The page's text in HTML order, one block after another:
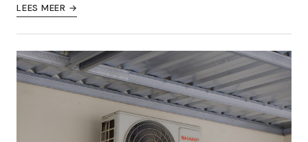
LEES MEER →